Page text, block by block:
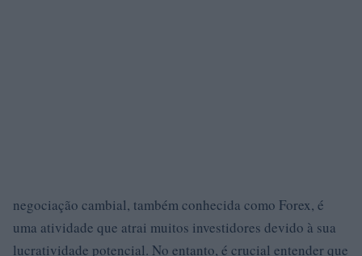
negociação cambial, também conhecida como Forex, é
uma atividade que atrai muitos investidores devido à sua
lucratividade potencial. No entanto, é crucial entender que